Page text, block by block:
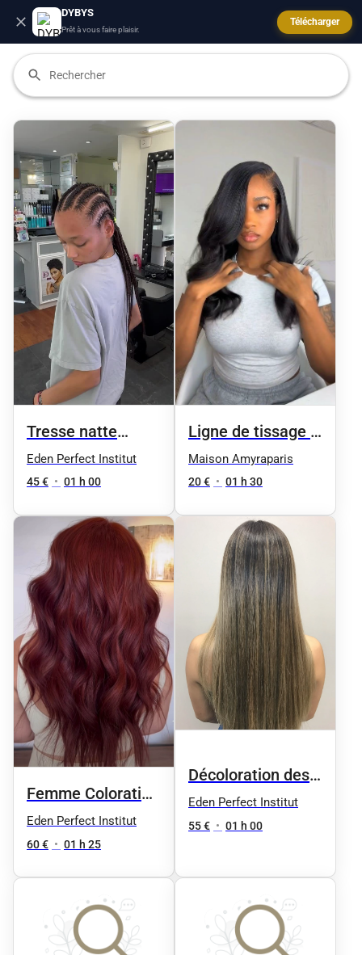
DYBYS
Prêt à vous faire plaisir.
Télécharger
Tresse natte
rajout
Eden Perfect Institut
45 € • 01 h 00
Ligne de tissage à
la perle
Maison Amyraparis
20 € • 01 h 30
Femme Coloration
complète +
shampoing+
Eden Perfect Institut
60 € • 01 h 25
Décoloration des
mèches
(indiennes ou
+shampoing +
soin par paquet
Eden Perfect Institut
55 € • 01 h 00